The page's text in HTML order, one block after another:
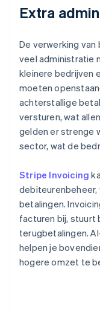
Extra
De verwerking
veel administratie
kleinere bedrijven
moeten
achterstallige
versturen, wat
gelden er strenge
sector, wat de
Stripe Invoicing
betalingen.
facturen bij, stuurt
terugbetalingen.
helpen je
hogere omzet te